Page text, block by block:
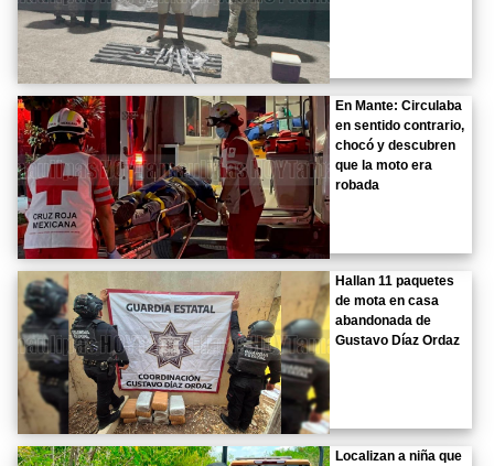
En Mante: Circulaba
en sentido contrario,
chocó y descubren
que la moto era
robada
Hallan 11 paquetes
de mota en casa
abandonada de
Gustavo Díaz Ordaz
Localizan a niña que